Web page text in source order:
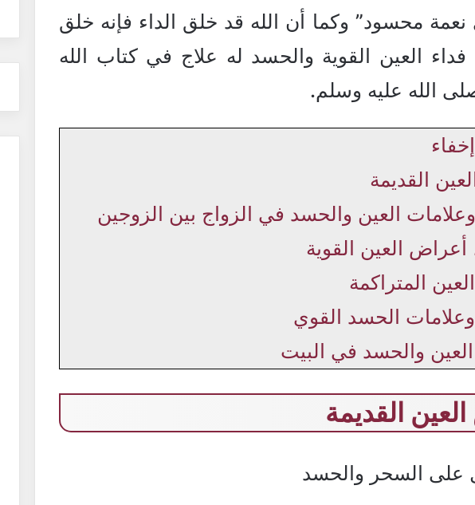
محسود” وكما أن الله قد خلق الداء فإنه خلق
فداء العين القوية والحسد له علاج في كتاب الله
الله عليه وسلم.
إخفاء
القديمة
العين والحسد في الزواج بين الزوجين
أعراض العين القوية
المتراكمة
الحسد القوي
والحسد في البيت
القديمة
على السحر والحسد